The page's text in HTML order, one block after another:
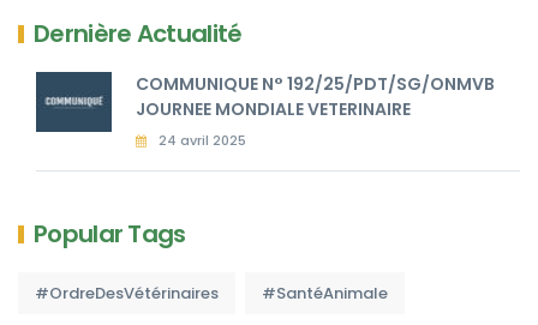
Dernière Actualité
COMMUNIQUE N° 192/25/PDT/SG/ONMVB
JOURNEE MONDIALE VETERINAIRE
24 avril 2025
Popular Tags
#OrdreDesVétérinaires #SantéAnimale